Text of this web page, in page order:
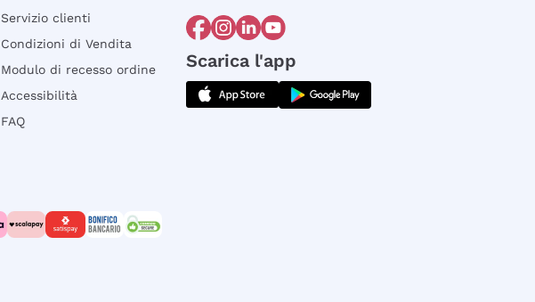
Servizio clienti
Condizioni di Vendita
Modulo di recesso ordine
Accessibilità
FAQ
Scarica l'app